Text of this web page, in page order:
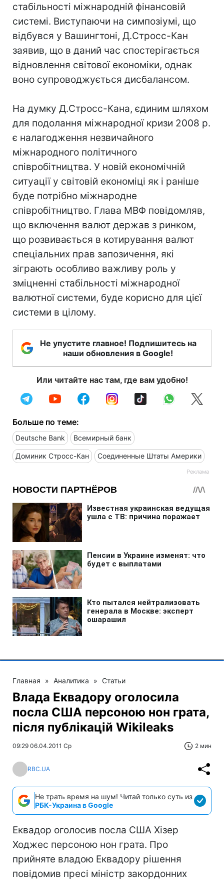
стабільності міжнародній фінансовій
системі. Виступаючи на симпозіумі, що
відбувся у Вашингтоні, Д.Стросс-Кан
заявив, що в даний час спостерігається
відновлення світової економіки, однак
воно супроводжується дисбалансом.
На думку Д.Стросс-Кана, єдиним шляхом
для подолання міжнародної кризи 2008 р.
є налагодження незвичайного
міжнародного політичного
співробітництва. У новій економічній
ситуації у світовій економіці як і раніше
буде потрібно міжнародне
співробітництво. Глава МВФ повідомляв,
що включення валют держав з ринком,
що розвивається в котирування валют
спеціальних прав запозичення, які
зіграють особливо важливу роль у
зміцненні стабільності міжнародної
валютної системи, буде корисно для цієї
системи в цілому.
Не упустите главное! Подпишитесь на
наши обновления в Google!
Или читайте нас там, где вам удобно!
Больше по теме:
Deutsche Bank Всемирный банк
Доминик Стросс-Кан Соединенные Штаты Америки
Главная » Аналитика » Статьи
Влада Еквадору оголосила
посла США персоною нон грата,
після публікацій Wikileaks
09:29 06.04.2011 Ср 2 мин
RBC.UA
Не трать время на шум! Читай только суть из
РБК-Украина в Google
Еквадор оголосив посла США Хізер
Ходжес персоною нон грата. Про
прийняте владою Еквадору рішення
повідомив пресі міністр закордонних